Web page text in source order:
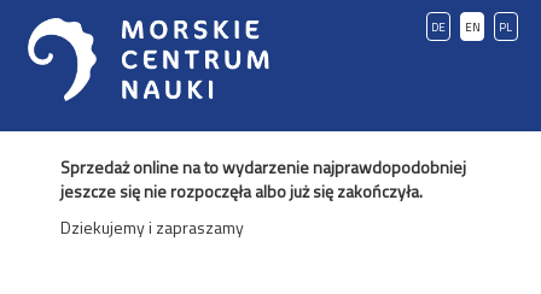
PL
EN
DE
Sprzedaż online na to wydarzenie najprawdopodobniej
jeszcze się nie rozpoczęła albo już się zakończyła.
Dziekujemy i zapraszamy